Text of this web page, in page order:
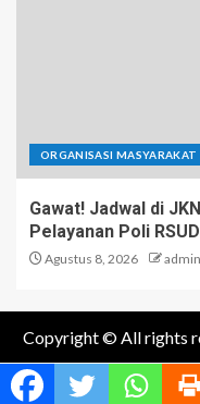
ORGANISASI MASYARAKAT
Gawat! Jadwal di
Pelayanan Poli
Agustus 8, 2026 admin
Copyright © All rights